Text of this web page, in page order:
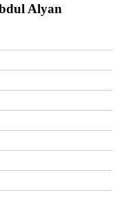
Alyan